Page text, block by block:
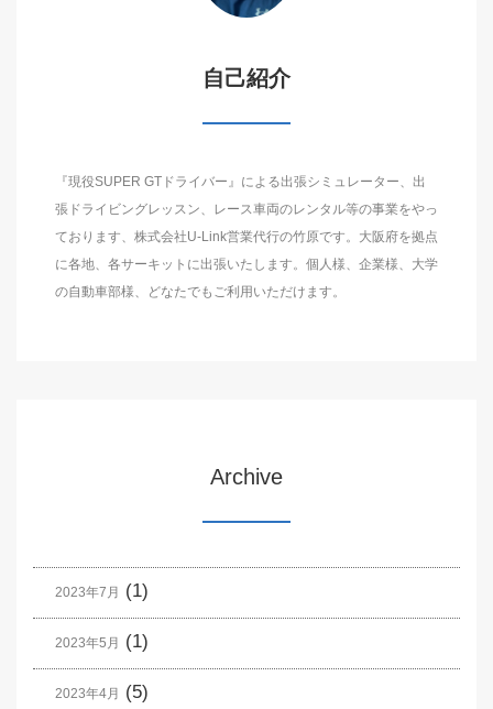
自己紹介
『現役SUPER GTドライバー』による出張シミュレーター、出
張ドライビングレッスン、レース車両のレンタル等の事業をやっ
ております、株式会社U-Link営業代行の竹原です。大阪府を拠点
に各地、各サーキットに出張いたします。個人様、企業様、大学
の自動車部様、どなたでもご利用いただけます。
Archive
2023年7月 (1)
2023年5月 (1)
2023年4月 (5)